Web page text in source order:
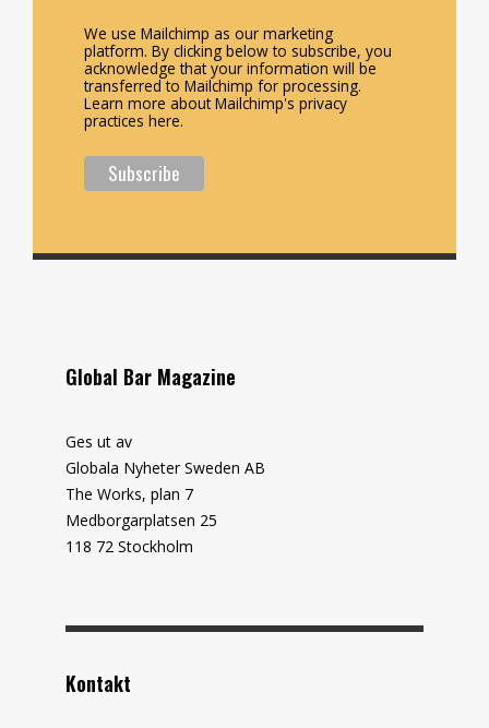
We use Mailchimp as our marketing
platform. By clicking below to subscribe, you
acknowledge that your information will be
transferred to Mailchimp for processing.
Learn more about Mailchimp's privacy
practices here.
Global Bar Magazine
Ges ut av
Globala Nyheter Sweden AB
The Works, plan 7
Medborgarplatsen 25
118 72 Stockholm
Kontakt